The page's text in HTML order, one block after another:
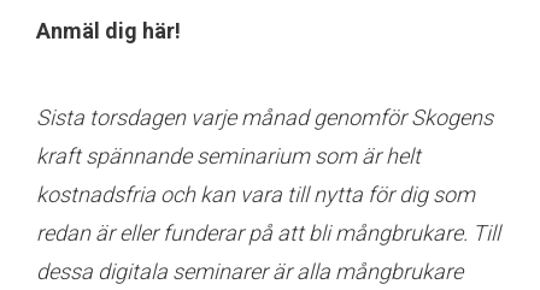
Anmäl dig här!
Sista torsdagen varje månad genomför Skogens
kraft spännande seminarium som är helt
kostnadsfria och kan vara till nytta för dig som
redan är eller funderar på att bli mångbrukare. Till
dessa digitala seminarer är alla mångbrukare